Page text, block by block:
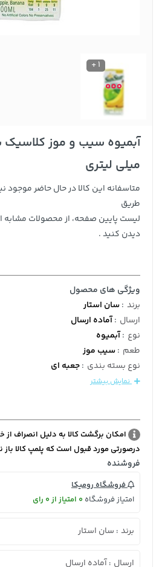
1 +
میلی لیتری
متاسفانه این کالا در حال حاضر موجود
طریق
لیست پایین صفحه، از محصولات مشابه
دیدن کنید .
ویژگی های محصول
برند :سان استار
ارسال :آماده ارسال
نوع :آبمیوه
طعم :سیب موز
نوع بسته بندی :جعبه ای
نمایش بیشتر
امکان برگشت کالا به دلیل انصراف از
درصورتی مورد قبول است که پلمپ کالا
فروشنده
فروشگاه رومیکا
امتیاز فروشگاه 0 امتیاز از 0 رای
برند : سان استار
ارسال : آماده ارسال